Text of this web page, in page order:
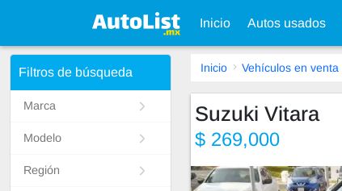
Inicio Autos usados
Filtros de búsqueda
Marca
Modelo
Región
Inicio Vehículos en venta
Suzuki Vitara
$ 269,000